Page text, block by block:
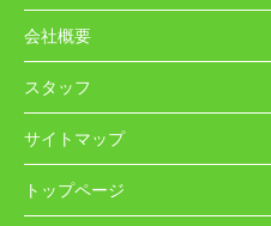
会社概要
スタッフ
サイトマップ
トップページ